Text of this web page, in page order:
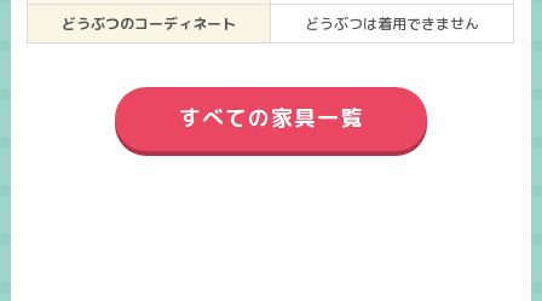
どうぶつのコーディネート どうぶつは着用できません
すべての家具一覧